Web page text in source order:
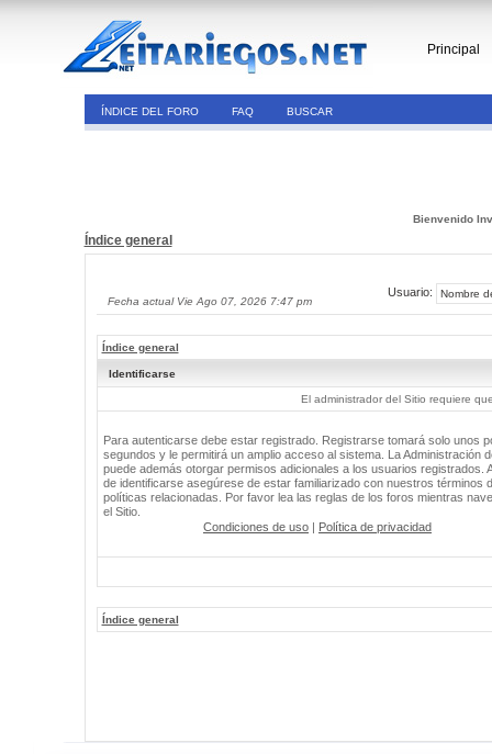
Principal
ÍNDICE DEL FORO FAQ BUSCAR
Bienvenido
Índice general
Fecha actual Vie Ago 07, 2026 7:47 pm
Usuario:
Índice general
Identificarse
El administrador del Sitio requiere
Para autenticarse debe estar registrado. Registrarse tomará solo unos
segundos y le permitirá un amplio acceso al sistema. La Administración
puede además otorgar permisos adicionales a los usuarios registrados.
de identificarse asegúrese de estar familiarizado con nuestros términos
políticas relacionadas. Por favor lea las reglas de los foros mientras
el Sitio.
Condiciones de uso | Política de privacidad
Índice general